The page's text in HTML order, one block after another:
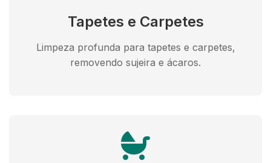
Tapetes e Carpetes
Limpeza profunda para tapetes e carpetes,
removendo sujeira e ácaros.